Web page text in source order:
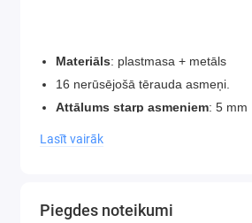
Materiāls: plastmasa + metāls
16 nerūsējošā tērauda asmeņi.
Attālums starp asmeņiem: 5 mm
Lasīt vairāk
Piegdes noteikumi